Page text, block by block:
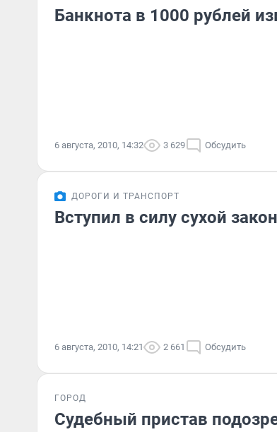
Банкнота в 1000 рублей
6 августа, 2010, 14:32 3 629 Обсудить
ДОРОГИ И ТРАНСПОРТ
Вступил в силу сухой
6 августа, 2010, 14:21 2 661 Обсудить
ГОРОД
Судебный пристав